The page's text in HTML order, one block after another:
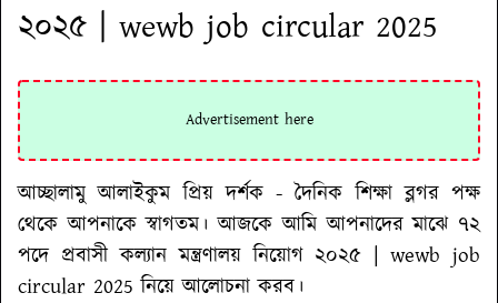
২০২৫ | wewb job circular 2025
আচ্ছালামু আলাইকুম প্রিয় দর্শক - দৈনিক শিক্ষা ব্লগর পক্ষ
থেকে আপনাকে স্বাগতম। আজকে আমি আপনাদের মাঝে ৭২
পদে প্রবাসী কল্যান মন্ত্রণালয় নিয়োগ ২০২৫ | wewb job
circular 2025 নিয়ে আলোচনা করব।